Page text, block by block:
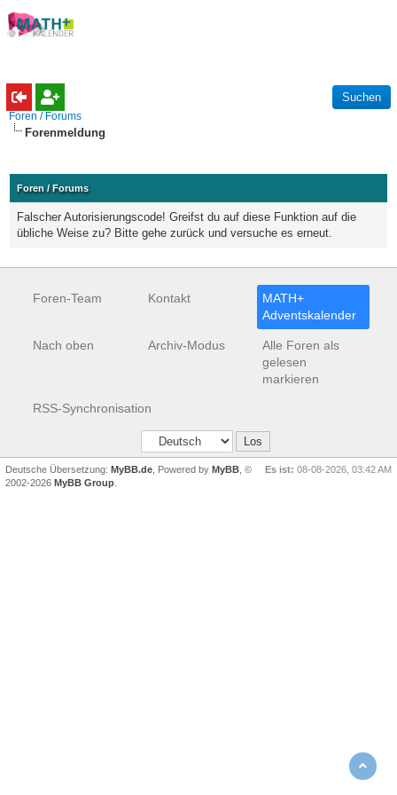
Foren / Forums
Forenmeldung
Foren / Forums
Falscher Autorisierungscode! Greifst du auf diese Funktion auf die
übliche Weise zu? Bitte gehe zurück und versuche es erneut.
Foren-Team Kontakt
MATH+
Adventskalender
Nach oben Archiv-Modus
Alle Foren als
gelesen
markieren
RSS-Synchronisation
Es ist: 08-08-2026, 03:42 AM
Deutsche Übersetzung: MyBB.de , Powered by MyBB , ©
2002-2026 MyBB Group